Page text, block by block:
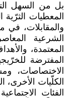
بل من السهل
المعطيات الثرّية
والمقابلات، في
الشرعية
المعتمدة،
المفترضة
الاختصاصات،
الكلّيات
الفئات